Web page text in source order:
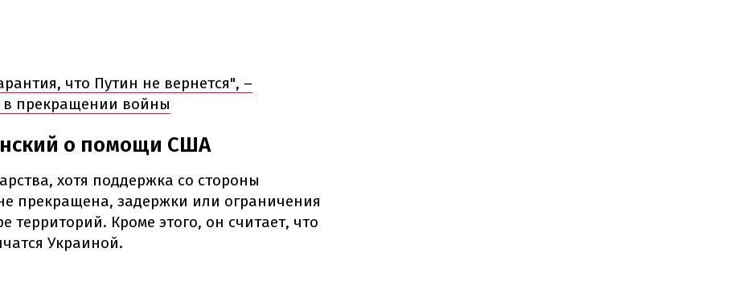
что Путин не вернется", –
прекращении войны
о помощи США
хотя поддержка со стороны
прекращена, задержки или ограничения
территорий. Кроме этого, он считает, что
Украиной.